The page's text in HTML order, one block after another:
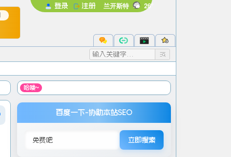
登录
忘记密码
注册 兰开斯特 26°
哈喽~
百度一下-协助本站SEO
立即搜索